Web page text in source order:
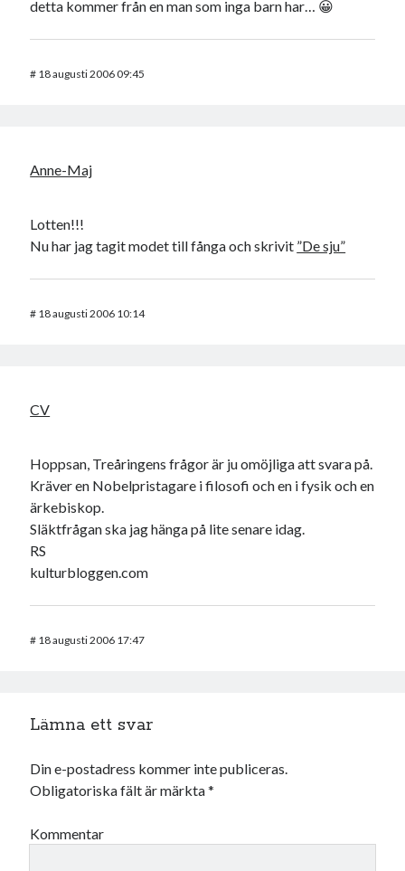
detta kommer från en man som inga barn har… 😀
# 18 augusti 2006 09:45
Anne-Maj
Lotten!!!
Nu har jag tagit modet till fånga och skrivit ”De sju”
# 18 augusti 2006 10:14
CV
Hoppsan, Treåringens frågor är ju omöjliga att svara på.
Kräver en Nobelpristagare i filosofi och en i fysik och en
ärkebiskop.
Släktfrågan ska jag hänga på lite senare idag.
RS
kulturbloggen.com
# 18 augusti 2006 17:47
Lämna ett svar
Din e-postadress kommer inte publiceras.
Obligatoriska fält är märkta*
Kommentar